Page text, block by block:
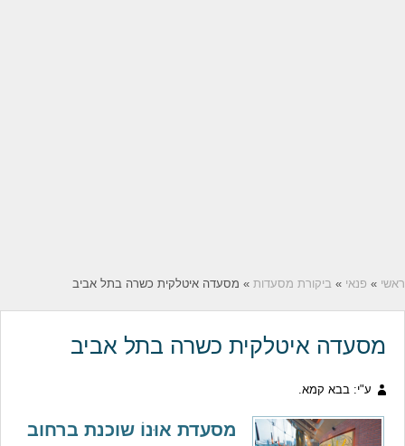
ראשי » פנאי » ביקורת מסעדות » מסעדה איטלקית כשרה בתל אביב
מסעדה איטלקית כשרה בתל אביב
ע"י: בבא קמא.
מסעדת אוּנוֹ שוכנת ברחוב